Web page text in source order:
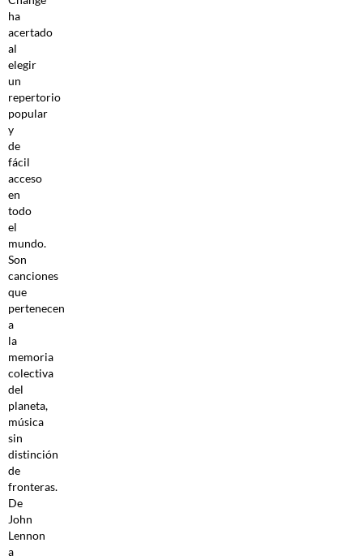
ha
acertado
al
elegir
un
repertorio
popular
y
de
fácil
acceso
en
todo
el
mundo.
Son
canciones
que
pertenecen
a
la
memoria
colectiva
del
planeta,
música
sin
distinción
de
fronteras.
De
John
Lennon
a